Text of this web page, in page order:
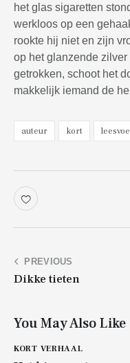
het glas sigaretten
werkloos op een
rookte hij niet en zijn
op het glanzende
getrokken, schoot het
makkelijk iemand de
auteur kort
Bericht
navigatie
PREVIOUS
Dikke tieten
You May Also Like
KORT VERHAAL